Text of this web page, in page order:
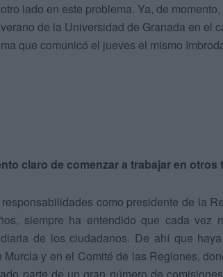
lado en este problema. Ya, de
de la Universidad de Granada en el
que comunicó el jueves el mismo
claro de comenzar a trabajar en otros
como presidente de la
siempre ha entendido que cada vez
de los ciudadanos. De ahí que
y en el Comité de las Regiones,